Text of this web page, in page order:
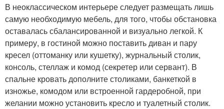
В неоклассическом интерьере следует размещать лишь
самую необходимую мебель, для того, чтобы обстановка
оставалась сбалансированной и визуально легкой. К
примеру, в гостиной можно поставить диван и пару
кресел (оттоманку или кушетку), журнальный столик,
консоль, стеллаж и комод (секретер или сервант). В
спальне кровать дополните столиками, банкеткой в
изножье, комодом или встроенной гардеробной, при
желании можно установить кресло и туалетный столик.